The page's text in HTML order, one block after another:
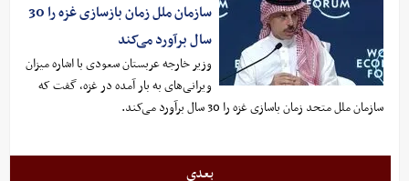
سازمان ملل زمان بازسازی غزه را 30
سال برآورد می‌کند
وزیر خارجه عربستان سعودی با اشاره میزان
ویرانی‌های به بار آمده در غزه، گفت که
سازمان ملل متحد زمان باسازی غزه را 30 سال برآورد می‌کند.
بعدی